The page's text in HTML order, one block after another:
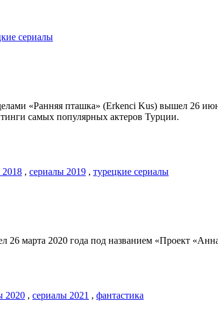
сериалы
«Ранняя пташка» (Erkenci Kus) вышел 26
самых популярных актеров Турции.
2018 , сериалы 2019 , турецкие сериалы
марта 2020 года под названием «Проект
2020 , сериалы 2021 , фантастика